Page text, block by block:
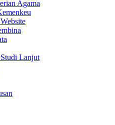
Agama
Lanjut